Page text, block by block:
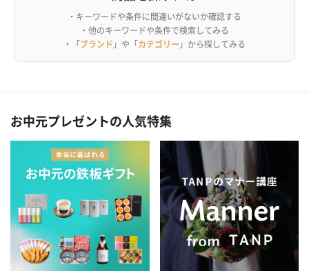
・キーワードや条件に間違いがないか確認する
・他のキーワードや条件で検索してみる
・「ブランド 」や「カテゴリー 」から探してみる
お中元プレゼントの人気特集